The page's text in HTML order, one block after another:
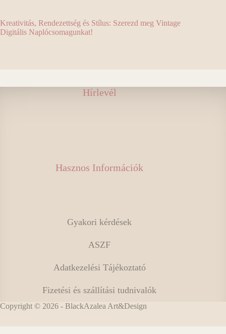
Kreativitás, Rendezettség és Stílus: Szerezd meg Vintage
Digitális Naplócsomagunkat!
Hírlevél
Hasznos Információk
Gyakori kérdések
ASZF
Adatkezelési Tájékoztató
Fizetési és szállítási tudnivalók
Copyright © 2026 - BlackAzalea Art&Design